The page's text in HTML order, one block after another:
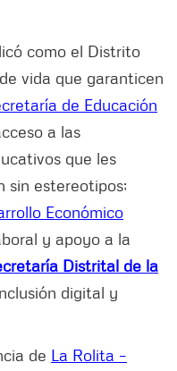
como el Distrito
vida que garanticen
de Educación
a las
que les
sin estereotipos;
Económico
y apoyo a la
Distrital de la
digital y
de La Rolita –